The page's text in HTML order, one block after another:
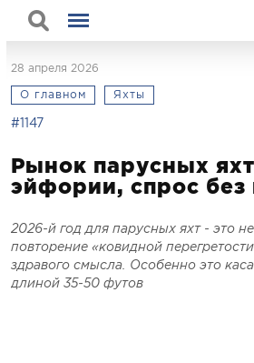
28 апреля 2026
О главном Яхты
#1147
Рынок парусных
эйфории, спрос без
2026-й год для парусных яхт - это
повторение «ковидной
здравого смысла. Особенно это
длиной 35-50 футов